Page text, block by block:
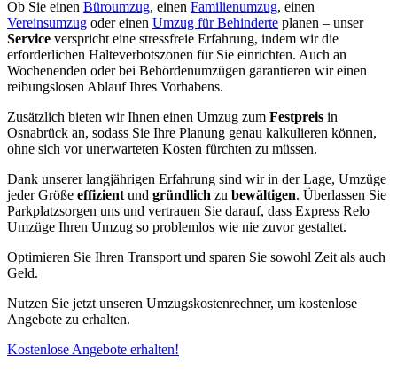
Ob Sie einen Büroumzug, einen Familienumzug, einen
Vereinsumzug oder einen Umzug für Behinderte planen – unser
Service verspricht eine stressfreie Erfahrung, indem wir die
erforderlichen Halteverbotszonen für Sie einrichten. Auch an
Wochenenden oder bei Behördenumzügen garantieren wir einen
reibungslosen Ablauf Ihres Vorhabens.
Zusätzlich bieten wir Ihnen einen Umzug zum Festpreis in
Osnabrück an, sodass Sie Ihre Planung genau kalkulieren können,
ohne sich vor unerwarteten Kosten fürchten zu müssen.
Dank unserer langjährigen Erfahrung sind wir in der Lage, Umzüge
jeder Größe effizient und gründlich zu bewältigen. Überlassen Sie
Parkplatzsorgen uns und vertrauen Sie darauf, dass Express Relo
Umzüge Ihren Umzug so problemlos wie nie zuvor gestaltet.
Optimieren Sie Ihren Transport und sparen Sie sowohl Zeit als auch
Geld.
Nutzen Sie jetzt unseren Umzugskostenrechner, um kostenlose
Angebote zu erhalten.
Kostenlose Angebote erhalten!